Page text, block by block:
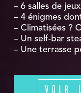
– 6 salles de
– 4 énigmes
– Climatisées ?
– Un self-bar
– Une terrasse
Voir